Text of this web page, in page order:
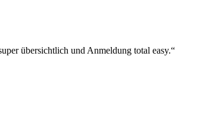
übersichtlich und Anmeldung total easy.“